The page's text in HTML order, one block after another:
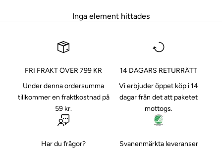
Inga element hittades
FRI FRAKT ÖVER 799 KR
Under denna ordersumma
tillkommer en fraktkostnad på
59 kr.
14 DAGARS RETURRÄTT
Vi erbjuder öppet köp i 14
dagar från det att paketet
mottogs.
Har du frågor?
Svanenmärkta leveranser